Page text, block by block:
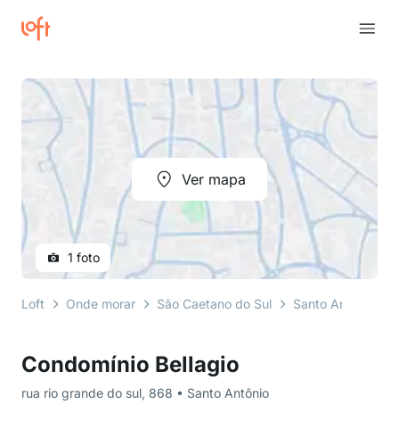
Condomínio Bellagio
rua rio grande do sul, 868 • Santo Antônio
Ver mapa
1 foto
Loft Onde morar São Caetano do Sul Santo Antônio